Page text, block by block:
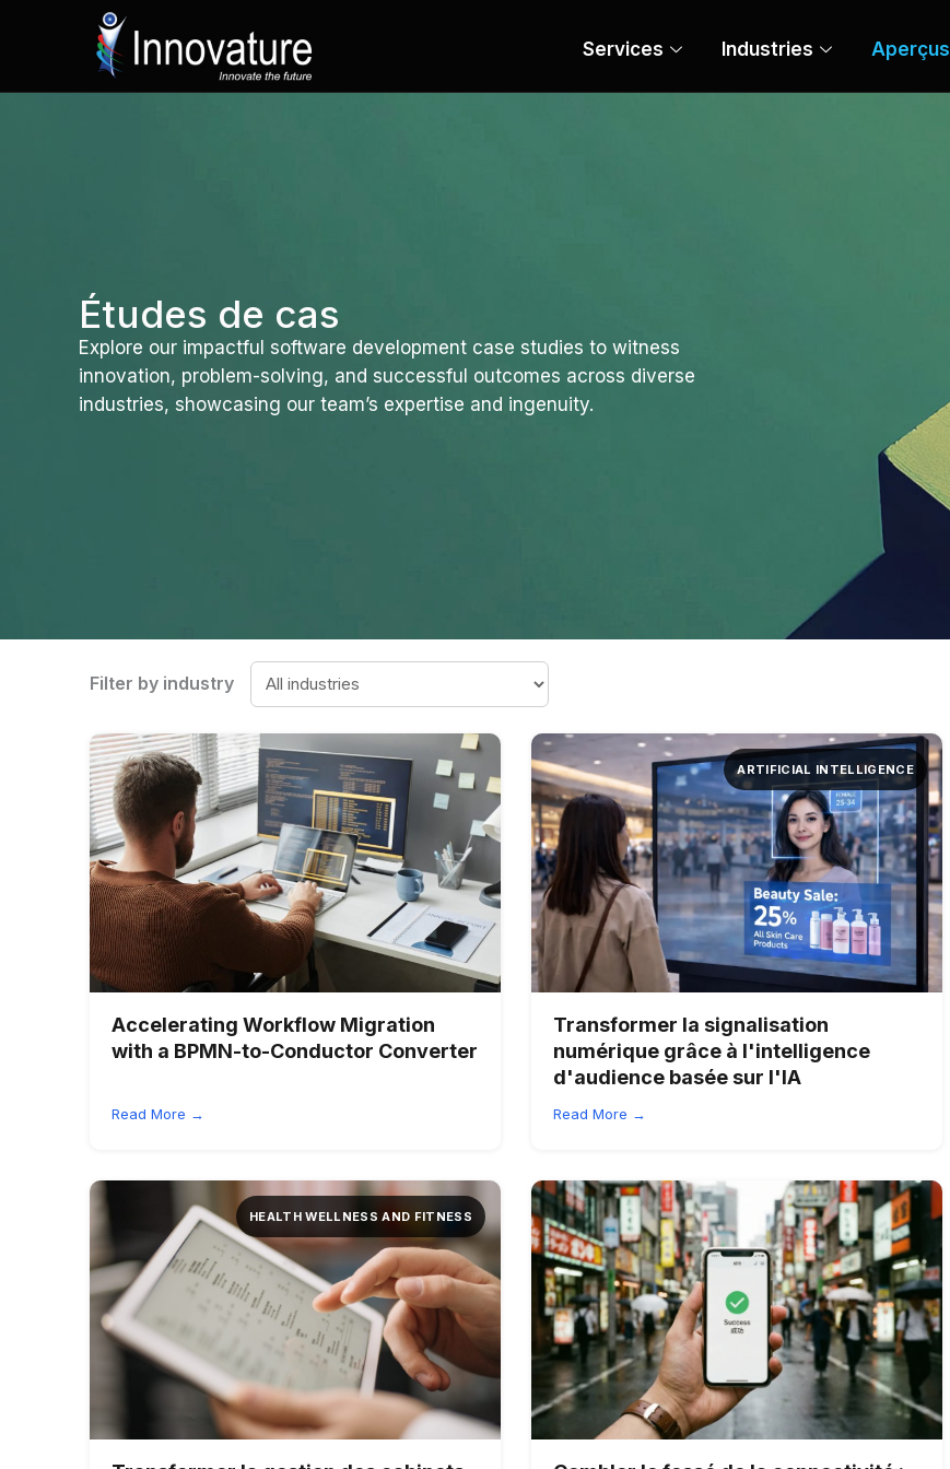
Services Industries Aperçus
Études de cas
Explore our impactful software development case studies to witness
innovation, problem-solving, and successful outcomes across diverse
industries, showcasing our team’s expertise and ingenuity.
Filter by industry
Accelerating Workflow Migration
with a BPMN-to-Conductor Converter
Read More →
ARTIFICIAL INTELLIGENCE
Transformer la signalisation
numérique grâce à l'intelligence
d'audience basée sur l'IA
Read More →
HEALTH WELLNESS AND FITNESS